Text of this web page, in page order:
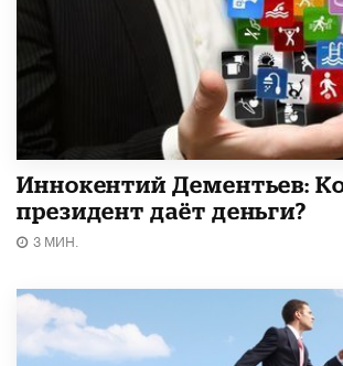
Иннокентий Дементьев:
президент даёт деньги?
3 МИН.